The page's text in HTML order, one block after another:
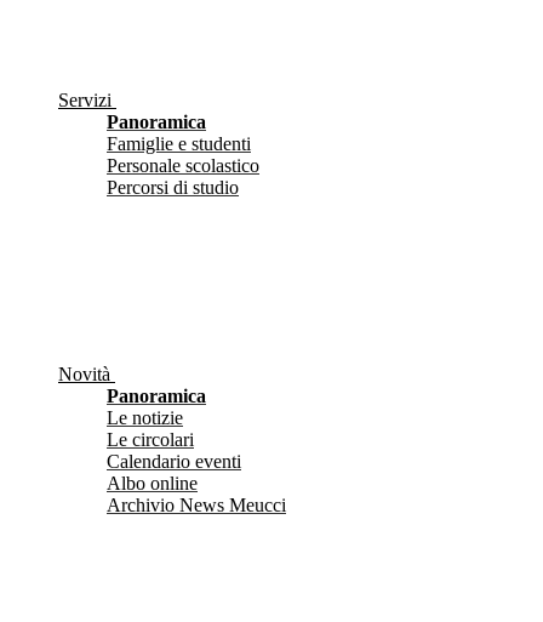
Servizi
Panoramica
Famiglie e studenti
Personale scolastico
Percorsi di studio
Novità
Panoramica
Le notizie
Le circolari
Calendario eventi
Albo online
Archivio News Meucci